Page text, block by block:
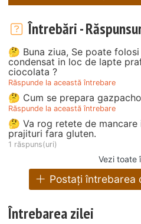
Întrebări -
🤔 Buna ziua, Se poate
condensat in loc de lapte
ciocolata ?
Răspunde la această întrebare
🤔 Cum se prepara gazpacho
Răspunde la această întrebare
🤔 Va rog retete de mancare
prajituri fara gluten.
1 răspuns(uri)
Vezi toate
Postați întrebarea
Întrebarea zilei